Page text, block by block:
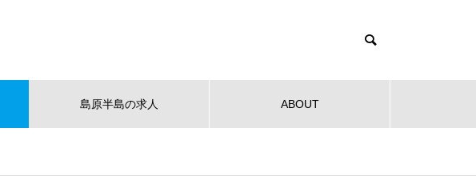
島原半島の求人 ABOUT